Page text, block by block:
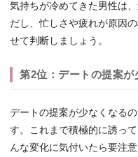
気持ちが冷めてきた男性は
だし、忙しさや疲れが原因
せて判断しましょう。
第2位：デートの提案が
デートの提案が少なくなる
す。これまで積極的に誘っ
んな変化に気付いたら要注意